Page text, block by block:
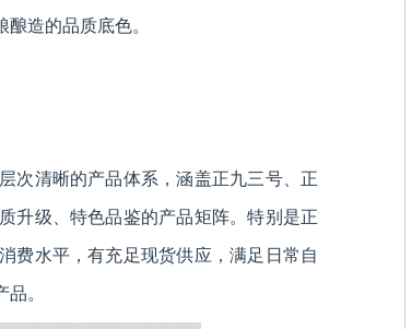
造的品质底色。
次清晰的产品体系，涵盖正九三号、正
升级、特色品鉴的产品矩阵。特别是正
费水平，有充足现货供应，满足日常自
。